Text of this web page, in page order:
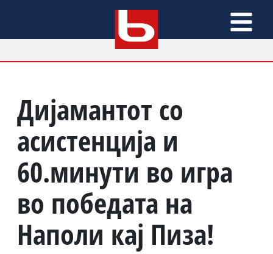
Дијамантот со
асистенција и
60.минути во игра
во победата на
Наполи кај Пиза!